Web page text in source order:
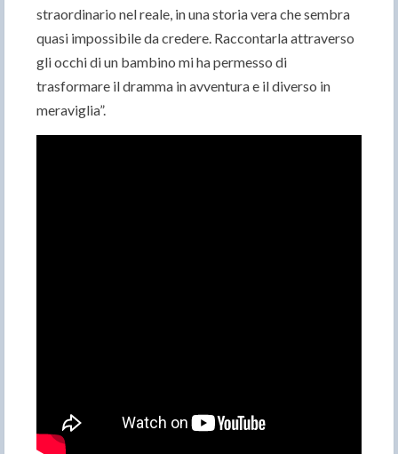
straordinario nel reale, in una storia vera che sembra
quasi impossibile da credere. Raccontarla attraverso
gli occhi di un bambino mi ha permesso di
trasformare il dramma in avventura e il diverso in
meraviglia”.